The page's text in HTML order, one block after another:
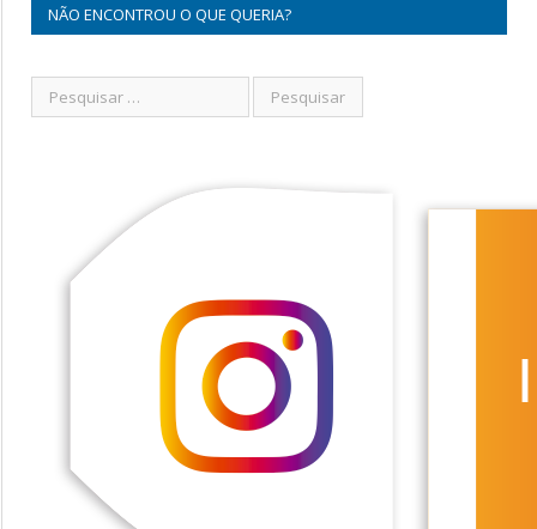
NÃO ENCONTROU O QUE QUERIA?